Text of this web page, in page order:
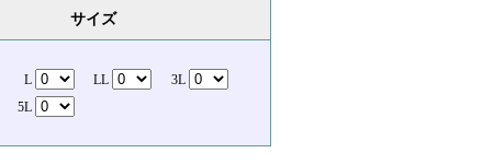
サイズ
L LL
3L
5L